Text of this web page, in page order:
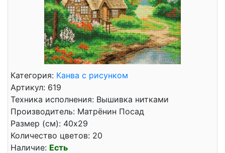
Категория: Канва с рисунком
Артикул: 619
Техника исполнения: Вышивка нитками
Производитель: Матрёнин Посад
Размер (см): 40x29
Количество цветов: 20
Наличие: Есть